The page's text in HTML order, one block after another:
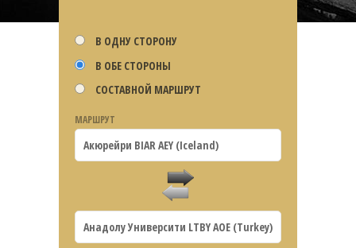
В ОДНУ СТОРОНУ
В ОБЕ СТОРОНЫ
СОСТАВНОЙ МАРШРУТ
МАРШРУТ